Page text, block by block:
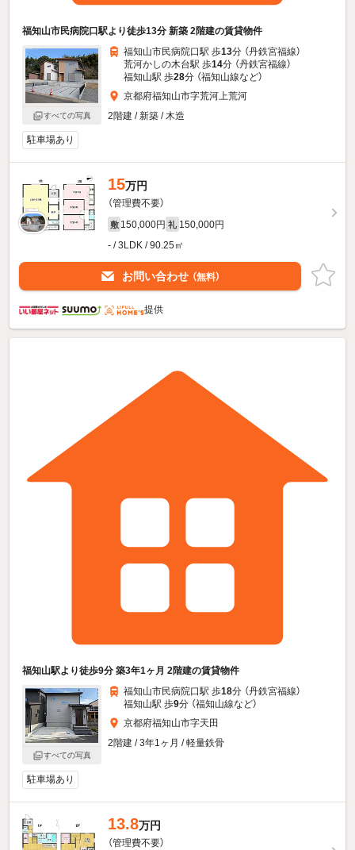
福知山市民病院口駅より徒歩13分 新築 2階建の賃貸物件
すべての写真
福知山市民病院口駅 歩13分 （丹鉄宮福線）
荒河かしの木台駅 歩14分 （丹鉄宮福線）
福知山駅 歩28分 （福知山線など）
京都府福知山市字荒河上荒河
2階建 / 新築 / 木造
駐車場あり
15万円
（管理費不要）
敷 150,000円 礼 150,000円
- / 3LDK / 90.25㎡
お問い合わせ （無料）
提供
福知山駅より徒歩9分 築3年1ヶ月 2階建の賃貸物件
すべての写真
福知山市民病院口駅 歩18分 （丹鉄宮福線）
福知山駅 歩9分 （福知山線など）
京都府福知山市字天田
2階建 / 3年1ヶ月 / 軽量鉄骨
駐車場あり
13.8万円
（管理費不要）